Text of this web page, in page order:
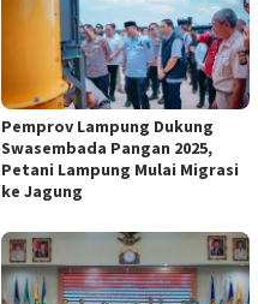
Pemprov Lampung Dukung
Swasembada Pangan 2025,
Petani Lampung Mulai Migrasi
ke Jagung